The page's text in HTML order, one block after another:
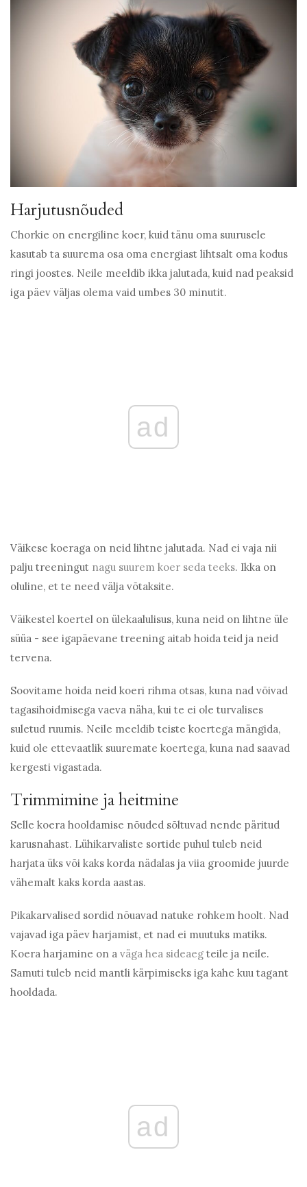
Harjutusnõuded
Chorkie on energiline koer, kuid tänu oma suurusele
kasutab ta suurema osa oma energiast lihtsalt oma kodus
ringi joostes. Neile meeldib ikka jalutada, kuid nad peaksid
iga päev väljas olema vaid umbes 30 minutit.
ad
Väikese koeraga on neid lihtne jalutada. Nad ei vaja nii
palju treeningut nagu suurem koer seda teeks. Ikka on
oluline, et te need välja võtaksite.
Väikestel koertel on ülekaalulisus, kuna neid on lihtne üle
süüa - see igapäevane treening aitab hoida teid ja neid
tervena.
Soovitame hoida neid koeri rihma otsas, kuna nad võivad
tagasihoidmisega vaeva näha, kui te ei ole turvalises
suletud ruumis. Neile meeldib teiste koertega mängida,
kuid ole ettevaatlik suuremate koertega, kuna nad saavad
kergesti vigastada.
Trimmimine ja heitmine
Selle koera hooldamise nõuded sõltuvad nende päritud
karusnahast. Lühikarvaliste sortide puhul tuleb neid
harjata üks või kaks korda nädalas ja viia groomide juurde
vähemalt kaks korda aastas.
Pikakarvalised sordid nõuavad natuke rohkem hoolt. Nad
vajavad iga päev harjamist, et nad ei muutuks matiks.
Koera harjamine on a väga hea sideaeg teile ja neile.
Samuti tuleb neid mantli kärpimiseks iga kahe kuu tagant
hooldada.
ad